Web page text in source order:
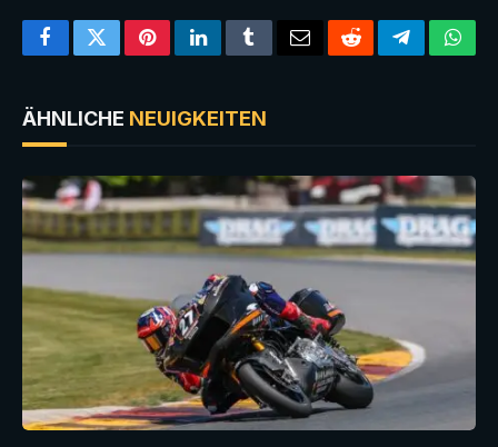
FacebookTwitterPinterestLinkedInTumblrEmailRedditTelegram
ÄHNLICHE NEUIGKEITEN